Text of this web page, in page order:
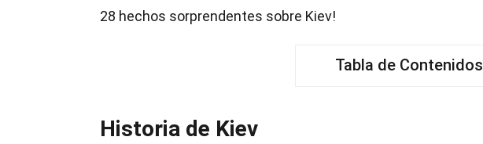
28 hechos sorprendentes sobre Kiev!
Tabla de Contenidos
Historia de Kiev